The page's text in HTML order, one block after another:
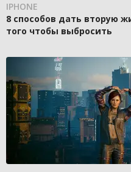
IPHONE
8 способов дать вторую
того чтобы выбросить